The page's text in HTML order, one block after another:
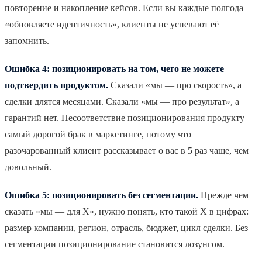
повторение и накопление кейсов. Если вы каждые полгода
«обновляете идентичность», клиенты не успевают её
запомнить.
Ошибка 4: позиционировать на том, чего не можете
подтвердить продуктом. Сказали «мы — про скорость», а
сделки длятся месяцами. Сказали «мы — про результат», а
гарантий нет. Несоответствие позиционирования продукту —
самый дорогой брак в маркетинге, потому что
разочарованный клиент рассказывает о вас в 5 раз чаще, чем
довольный.
Ошибка 5: позиционировать без сегментации. Прежде чем
сказать «мы — для X», нужно понять, кто такой X в цифрах:
размер компании, регион, отрасль, бюджет, цикл сделки. Без
сегментации позиционирование становится лозунгом.